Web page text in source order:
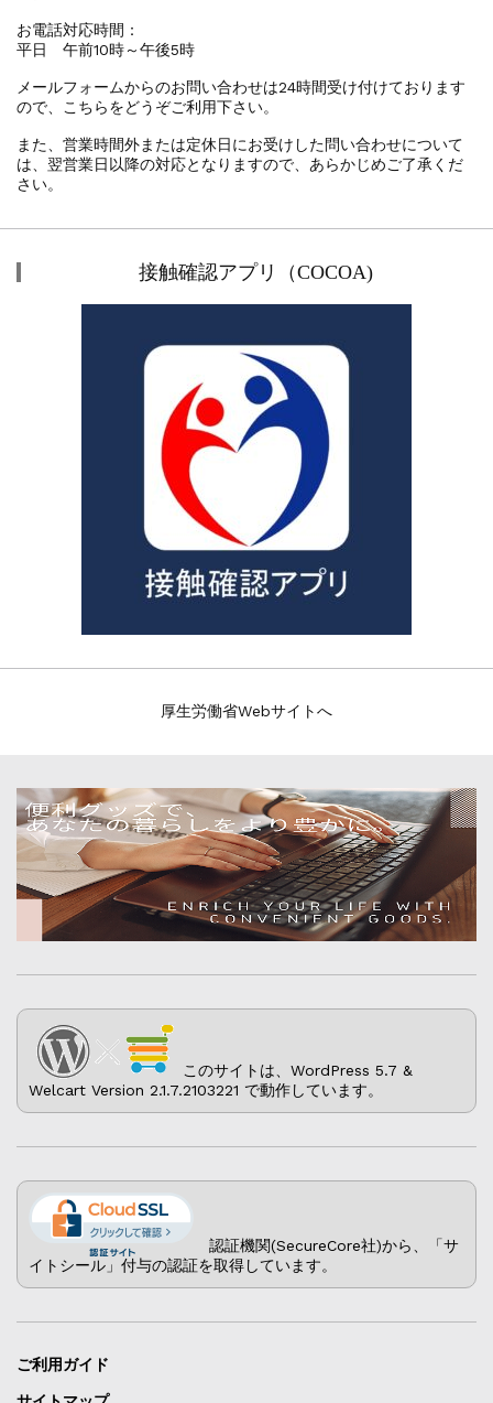
お電話対応時間：
平日 午前10時～午後5時
メールフォームからのお問い合わせは24時間受け付けております
ので、こちらをどうぞご利用下さい。
また、営業時間外または定休日にお受けした問い合わせについて
は、翌営業日以降の対応となりますので、あらかじめご了承くだ
さい。
接触確認アプリ（COCOA)
厚生労働省Webサイトへ
このサイトは、WordPress 5.7 &
Welcart Version 2.1.7.2103221 で動作しています。
認証機関(SecureCore社)から、「サ
イトシール」付与の認証を取得しています。
ご利用ガイド